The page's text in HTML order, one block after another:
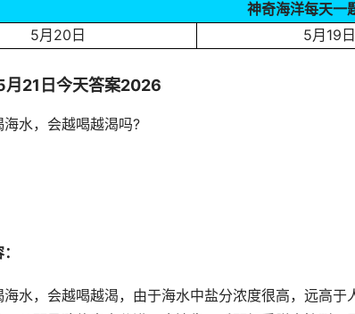
神奇海洋每天一
5月20日
5月19日
月21日今天答案2026
水，会越喝越渴吗?
水，会越喝越渴，由于海水中盐分浓度很高，远高